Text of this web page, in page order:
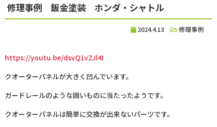
修理事例 鈑金塗装 ホンダ・シャトル
2024.4.13 修理事例
https://youtu.be/dsvQ1vZJl4I
クオーターパネルが大きく凹んでいます。
ガードレールのような固いものに当たったようです。
クオーターパネルは簡単に交換が出来ないパーツです。